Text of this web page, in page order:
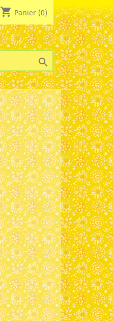
shopping_cart Panier (0)
